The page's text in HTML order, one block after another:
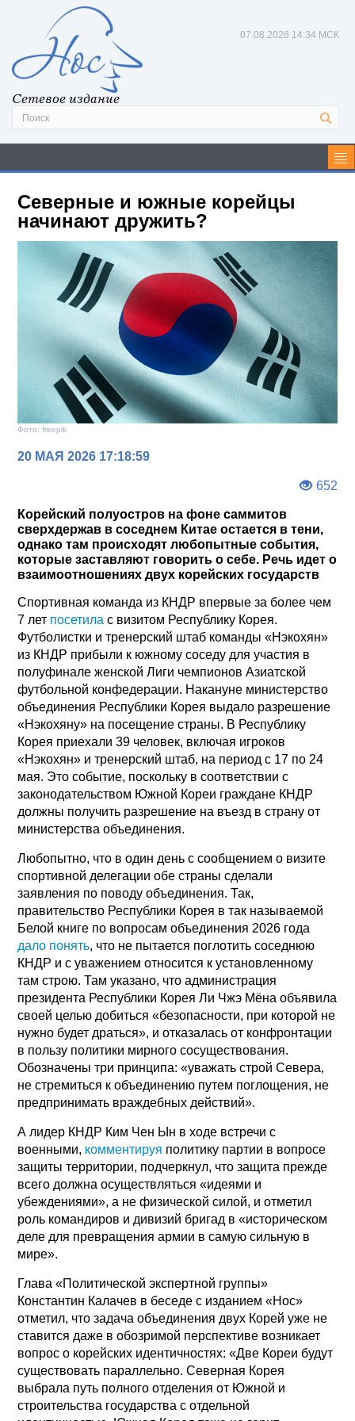
Сетевое издание
07.08.2026 14:35 МСК
Северные и южные корейцы
начинают дружить?
Фото: freepik
20 МАЯ 2026 17:18:59
652
Корейский полуостров на фоне саммитов
сверхдержав в соседнем Китае остается в тени,
однако там происходят любопытные события,
которые заставляют говорить о себе. Речь идет о
взаимоотношениях двух корейских государств
Спортивная команда из КНДР впервые за более чем
7 лет посетила с визитом Республику Корея.
Футболистки и тренерский штаб команды «Нэкохян»
из КНДР прибыли к южному соседу для участия в
полуфинале женской Лиги чемпионов Азиатской
футбольной конфедерации. Накануне министерство
объединения Республики Корея выдало разрешение
«Нэкохяну» на посещение страны. В Республику
Корея приехали 39 человек, включая игроков
«Нэкохян» и тренерский штаб, на период с 17 по 24
мая. Это событие, поскольку в соответствии с
законодательством Южной Кореи граждане КНДР
должны получить разрешение на въезд в страну от
министерства объединения.
Любопытно, что в один день с сообщением о визите
спортивной делегации обе страны сделали
заявления по поводу объединения. Так,
правительство Республики Корея в так называемой
Белой книге по вопросам объединения 2026 года
дало понять, что не пытается поглотить соседнюю
КНДР и с уважением относится к установленному
там строю. Там указано, что администрация
президента Республики Корея Ли Чжэ Мёна объявила
своей целью добиться «безопасности, при которой не
нужно будет драться», и отказалась от конфронтации
в пользу политики мирного сосуществования.
Обозначены три принципа: «уважать строй Севера,
не стремиться к объединению путем поглощения, не
предпринимать враждебных действий».
А лидер КНДР Ким Чен Ын в ходе встречи с
военными, комментируя политику партии в вопросе
защиты территории, подчеркнул, что защита прежде
всего должна осуществляться «идеями и
убеждениями», а не физической силой, и отметил
роль командиров и дивизий бригад в «историческом
деле для превращения армии в самую сильную в
мире».
Глава «Политической экспертной группы»
Константин Калачев в беседе с изданием «Нос»
отметил, что задача объединения двух Корей уже не
ставится даже в обозримой перспективе возникает
вопрос о корейских идентичностях: «Две Кореи будут
существовать параллельно. Северная Корея
выбрала путь полного отделения от Южной и
строительства государства с отдельной